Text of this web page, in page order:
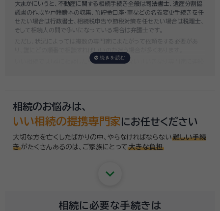
み依頼することも可能ですので、まずはお気軽にご相談ください。
大まかにいうと、不動産に関する相続手続き全般は司法書士、遺産分割協
議書の作成や戸籍謄本の収集、預貯金口座・車などの名義変更手続きを任
せたい場合は行政書士、相続税申告や節税対策を任せたい場合は税理士、
そして相続人の間で争いになっている場合は弁護士です。
ただし、状況によっては複数の専門家にまたがって依頼をする必要があ
いい相続では「誰に相談したらいいかわからない」「いきなり専門家に連絡
相続のお悩みは、
いい相続の提携専門家にお任せください
大切な方を亡くしたばかりの中、やらなければならない 難しい手続
き がたくさんあるのは、 ご家族にとって 大きな負担
keyboard_arrow_down
相続に必要な手続きは